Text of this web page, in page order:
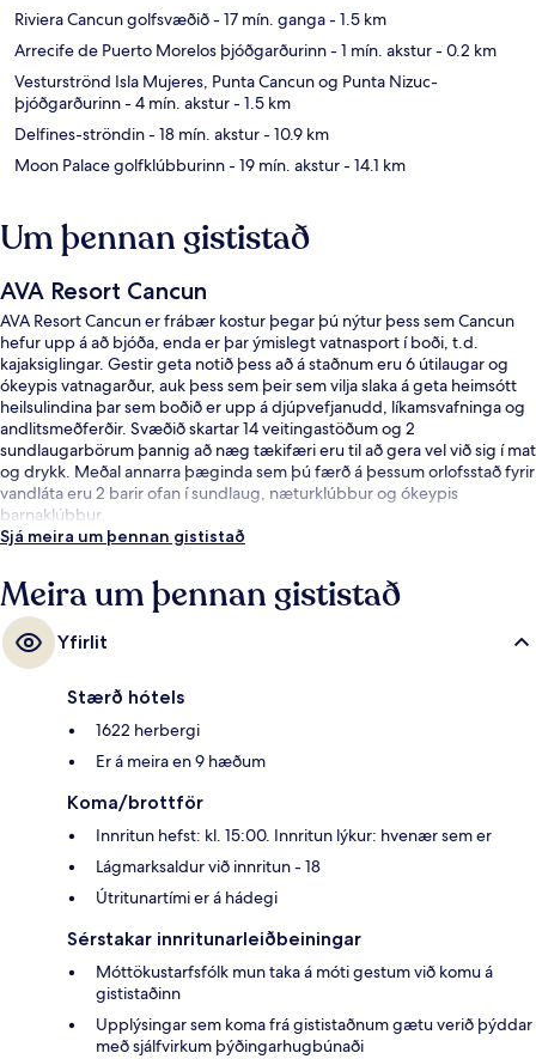
Riviera Cancun golfsvæðið- 17 mín. ganga- 1.5 km
Arrecife de Puerto Morelos þjóðgarðurinn- 1 mín. akstur- 0.2 km
Vesturströnd Isla Mujeres, Punta Cancun og Punta Nizuc-
þjóðgarðurinn- 4 mín. akstur- 1.5 km
Delfines-ströndin- 18 mín. akstur- 10.9 km
Moon Palace golfklúbburinn- 19 mín. akstur- 14.1 km
Um þennan gististað
AVA Resort Cancun
AVA Resort Cancun er frábær kostur þegar þú nýtur þess sem Cancun
hefur upp á að bjóða, enda er þar ýmislegt vatnasport í boði, t.d.
kajaksiglingar. Gestir geta notið þess að á staðnum eru 6 útilaugar og
ókeypis vatnagarður, auk þess sem þeir sem vilja slaka á geta heimsótt
heilsulindina þar sem boðið er upp á djúpvefjanudd, líkamsvafninga og
andlitsmeðferðir. Svæðið skartar 14 veitingastöðum og 2
sundlaugarbörum þannig að næg tækifæri eru til að gera vel við sig í mat
og drykk. Meðal annarra þæginda sem þú færð á þessum orlofsstað fyrir
vandláta eru 2 barir ofan í sundlaug, næturklúbbur og ókeypis
barnaklúbbur.
Sjá meira um þennan gististað
Meira um þennan gististað
Yfirlit
Stærð hótels
1622 herbergi
Er á meira en 9 hæðum
Koma/brottför
Innritun hefst: kl. 15:00. Innritun lýkur: hvenær sem er
Lágmarksaldur við innritun - 18
Útritunartími er á hádegi
Sérstakar innritunarleiðbeiningar
Móttökustarfsfólk mun taka á móti gestum við komu á
gististaðinn
Upplýsingar sem koma frá gististaðnum gætu verið þýddar
með sjálfvirkum þýðingarhugbúnaði